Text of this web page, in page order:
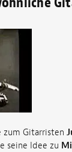
Gitarristen
seine Idee zu